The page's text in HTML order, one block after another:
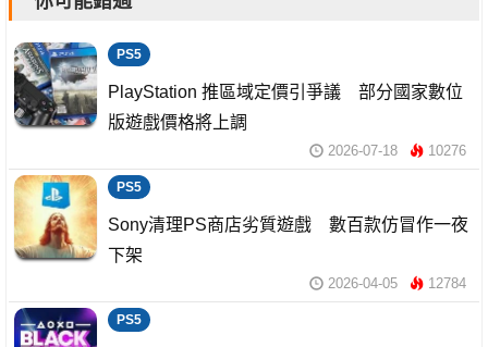
PS5
PlayStation 推區域定價引爭議 部分國家數位
版遊戲價格將上調
2026-07-18 10276
PS5
Sony清理PS商店劣質遊戲 數百款仿冒作一夜
下架
2026-04-05 12784
PS5